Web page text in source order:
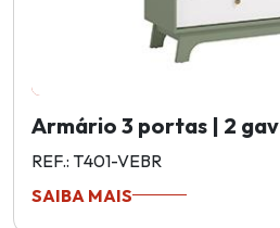
Armário 3 portas | 2 gav
REF.: T401-VEBR
SAIBA MAIS